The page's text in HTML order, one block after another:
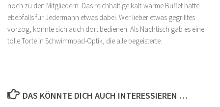
noch zu den Mitgliedern. Das reichhaltige kalt-warme Buffet hatte
ebebfalls für Jedermann etwas dabei. Wer lieber etwas gegrilltes
vorzog, konnte sich auch dort bedienen. Als Nachtisch gab es eine
tolle Torte in Schwimmbad-Optik, die alle begeisterte.
DAS KÖNNTE DICH AUCH INTERESSIEREN …